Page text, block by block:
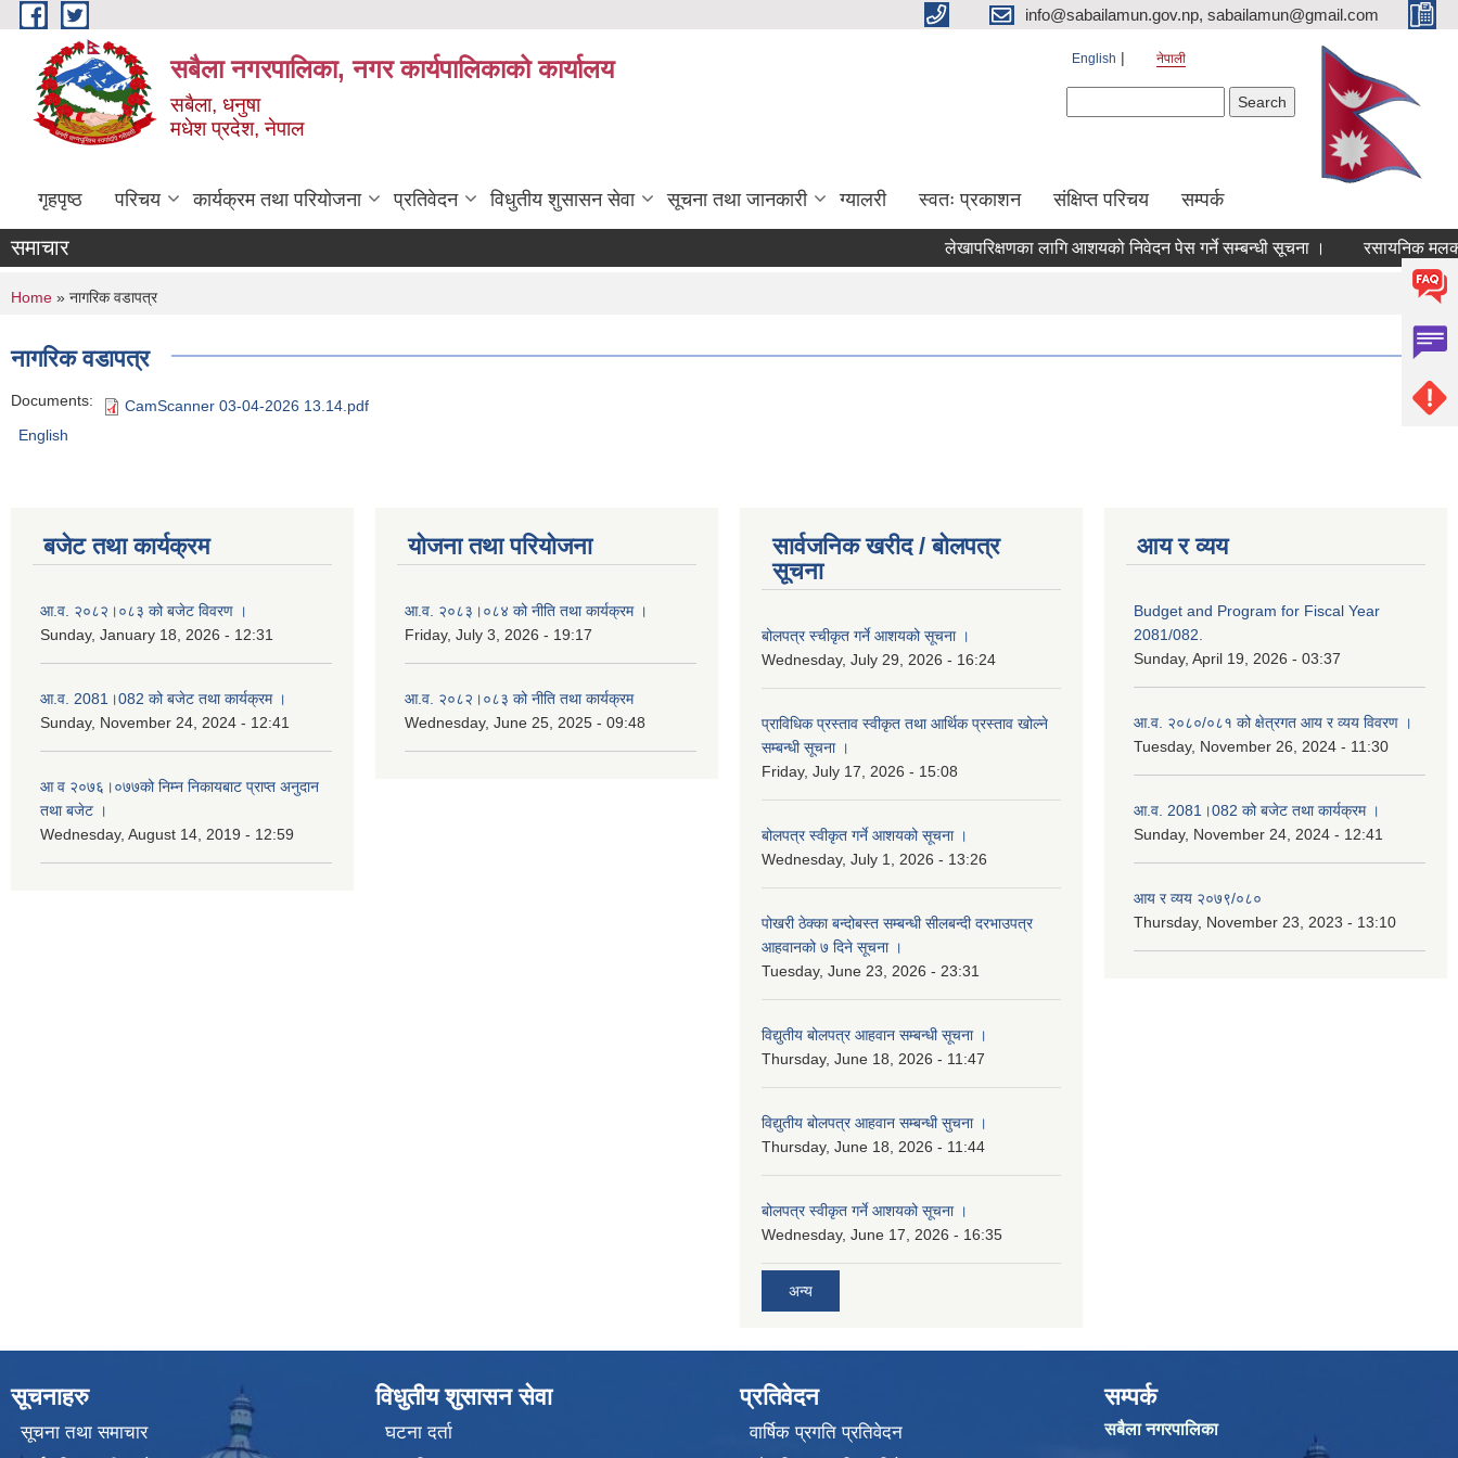
Skip to main content info@sabailamun.gov.np, sabailamun@gmail.com
सबैला नगरपालिका, नगर कार्यपालिकाको कार्यालय
सबैला, धनुषा
मधेश प्रदेश, नेपाल
English नेपाली
गृहपृष्ठ परिचय कार्यक्रम तथा परियोजना प्रतिवेदन विधुतीय शुसासन सेवा सूचना तथा जानकारी ग्यालरी स्वतः प्रकाशन संक्षिप्त परिचय सम्पर्क
समाचार लेखापरिक्षणका लागि आशयको निवेदन पेस गर्ने सम्बन्धी सूचना । रसायनिक मलको
You are here
Home » नागरिक वडापत्र
नागरिक वडापत्र
Documents:
CamScanner 03-04-2026 13.14.pdf
English
बजेट तथा कार्यक्रम
आ.व. २०८२।०८३ को बजेट विवरण ।
Sunday, January 18, 2026 - 12:31
आ.व. 2081।082 को बजेट तथा कार्यक्रम ।
Sunday, November 24, 2024 - 12:41
आ‌ व २०७६।०७७को निम्न निकायबाट प्राप्त अनुदान
तथा बजेट ।
Wednesday, August 14, 2019 - 12:59
योजना तथा परियोजना
आ.व. २०८३।०८४ को नीति तथा कार्यक्रम ।
Friday, July 3, 2026 - 19:17
आ.व. २०८२।०८३ को नीति तथा कार्यक्रम
Wednesday, June 25, 2025 - 09:48
सार्वजनिक खरीद / बोलपत्र
सूचना
बोलपत्र स्चीकृत गर्ने आशयको सूचना ।
Wednesday, July 29, 2026 - 16:24
प्राविधिक प्रस्ताव स्वीकृत तथा आर्थिक प्रस्ताव खोल्ने
सम्बन्धी सूचना ।
Friday, July 17, 2026 - 15:08
बोलपत्र स्वीकृत गर्ने आशयको सूचना ।
Wednesday, July 1, 2026 - 13:26
पोखरी ठेक्का बन्दोबस्त सम्बन्धी सीलबन्दी दरभाउपत्र
आहवानको ७ दिने सूचना ।
Tuesday, June 23, 2026 - 23:31
विद्युतीय बोलपत्र आहवान सम्बन्धी सूचना ।
Thursday, June 18, 2026 - 11:47
विद्युतीय बोलपत्र आहवान सम्बन्धी सुचना ।
Thursday, June 18, 2026 - 11:44
बोलपत्र स्वीकृत गर्ने आशयको सूचना ।
Wednesday, June 17, 2026 - 16:35
अन्य
आय र व्यय
Budget and Program for Fiscal Year
2081/082.
Sunday, April 19, 2026 - 03:37
आ.व. २०८०/०८१ को क्षेत्रगत आय र व्यय विवरण ।
Tuesday, November 26, 2024 - 11:30
आ.व. 2081।082 को बजेट तथा कार्यक्रम ।
Sunday, November 24, 2024 - 12:41
आय र व्यय २०७९/०८०
Thursday, November 23, 2023 - 13:10
सूचनाहरु
सूचना तथा समाचार
विधुतीय शुसासन सेवा
घटना दर्ता
प्रतिवेदन
वार्षिक प्रगति प्रतिवेदन
सम्पर्क
सबैला नगरपालिका